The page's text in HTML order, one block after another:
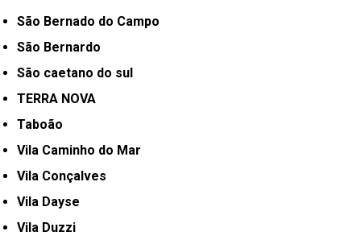
São Bernado do Campo
São Bernardo
São caetano do sul
TERRA NOVA
Taboão
Vila Caminho do Mar
Vila Conçalves
Vila Dayse
Vila Duzzi